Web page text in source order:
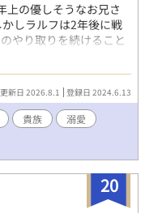
上の優しそうなお兄さ
しラルフは2年後に戦
やり取りを続けること
優しい人だと思って
だった。 初夜だと思っ
、街に出かけるにもチ
り、戦場帰りのラルフ
アス無し、コメディー
います。 過保護な旦
ましたが、家族として
様の過保護はエスカレ
からも続くのか、お楽
新日 2026.8.1 登録日 2024.6.13
貴族
溺愛
20